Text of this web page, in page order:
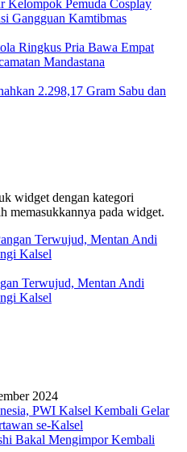
Kelompok Pemuda Cosplay
Gangguan Kamtibmas
Ringkus Pria Bawa Empat
Mandastana
2.298,17 Gram Sabu dan
widget dengan kategori
memasukkannya pada widget.
Terwujud, Mentan Andi
Kalsel
2024
PWI Kalsel Kembali Gelar
se-Kalsel